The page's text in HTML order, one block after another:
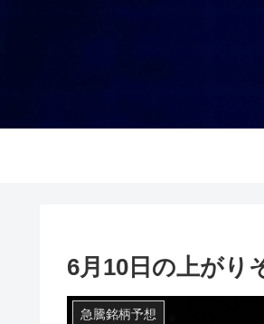
6月10日の上がり
急騰銘柄予想